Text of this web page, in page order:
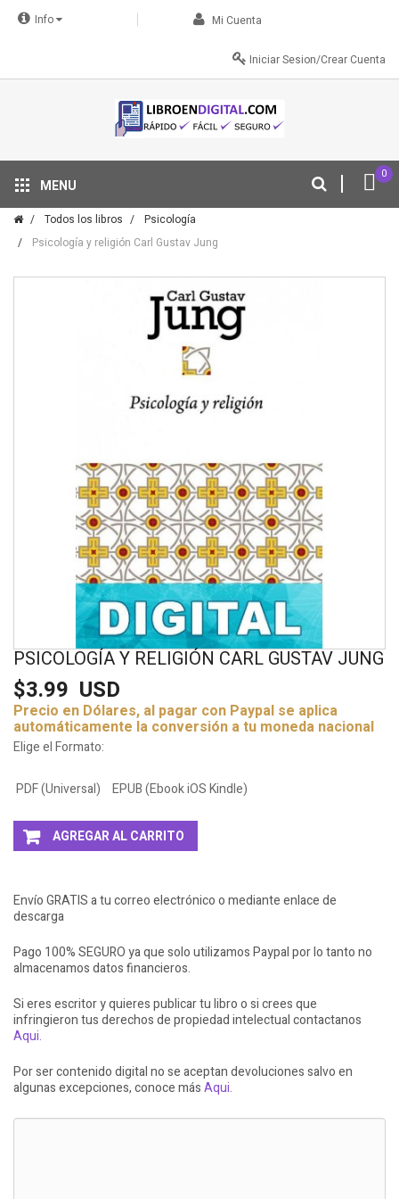
Info Mi Cuenta
Iniciar Sesion/Crear Cuenta
0
MENU
Tu descuento se aplica automáticamente en el carrito
Todos los libros
Psicología
Psicología y religión Carl Gustav Jung
PSICOLOGÍA Y RELIGIÓN CARL GUSTAV JUNG
$3.99 USD
Precio en Dólares, al pagar con Paypal se aplica
automáticamente la conversión a tu moneda nacional
Elige el Formato:
PDF (Universal) EPUB (Ebook iOS Kindle)
AGREGAR AL CARRITO
Envío GRATIS a tu correo electrónico o mediante enlace de
descarga
Pago 100% SEGURO ya que solo utilizamos Paypal por lo tanto no
almacenamos datos financieros.
Si eres escritor y quieres publicar tu libro o si crees que
infringieron tus derechos de propiedad intelectual contactanos
Aqui.
Por ser contenido digital no se aceptan devoluciones salvo en
algunas excepciones, conoce másAqui.